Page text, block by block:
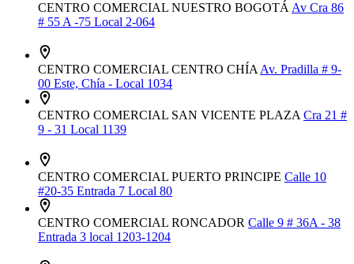
CENTRO COMERCIAL NUESTRO BOGOTÁ Av Cra 86
# 55 A -75 Local 2-064
CENTRO COMERCIAL CENTRO CHÍA Av. Pradilla # 9-
00 Este, Chía - Local 1034
CENTRO COMERCIAL SAN VICENTE PLAZA Cra 21 #
9 - 31 Local 1139
CENTRO COMERCIAL PUERTO PRINCIPE Calle 10
#20-35 Entrada 7 Local 80
CENTRO COMERCIAL RONCADOR Calle 9 # 36A - 38
Entrada 3 local 1203-1204